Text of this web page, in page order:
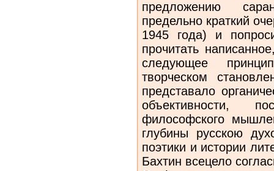
предложению
предельно краткий
1945 года) и
прочитать
следующее
творческом
представало
объективности,
философского
глубины русскою
поэтики и истории
Бахтин всецело